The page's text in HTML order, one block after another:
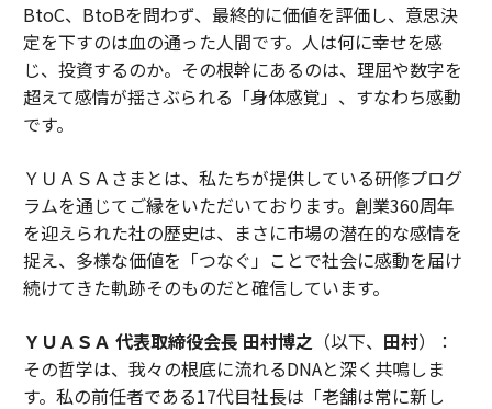
BtoC、BtoBを問わず、最終的に価値を評価し、意思決
定を下すのは血の通った人間です。人は何に幸せを感
じ、投資するのか。その根幹にあるのは、理屈や数字を
超えて感情が揺さぶられる「身体感覚」、すなわち感動
です。
ＹＵＡＳＡさまとは、私たちが提供している研修プログ
ラムを通じてご縁をいただいております。創業360周年
を迎えられた社の歴史は、まさに市場の潜在的な感情を
捉え、多様な価値を「つなぐ」ことで社会に感動を届け
続けてきた軌跡そのものだと確信しています。
ＹＵＡＳＡ 代表取締役会長 田村博之（以下、 田村）：
その哲学は、我々の根底に流れるDNAと深く共鳴しま
す。私の前任者である17代目社長は「老舗は常に新し